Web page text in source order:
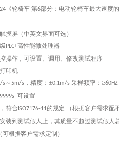
《轮椅车 第6部分：电动轮椅车最大速度的
摸屏（中英文界面可选）
PLC+高性能微处理器
操作，可设置、调用、修改测试程序
印机
s～ 5m/s ，精度：±0.1m/s 采样频率：≥60HZ
可设置
符合 ISO7176-11的规定 （根据客户需求配
装到测试假人上，其质量不超过测试假人
根据客户需求定制）